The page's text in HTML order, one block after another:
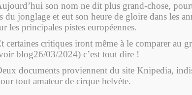
son nom ne dit plus grand-chose,
du jonglage et eut son heure de gloire dans les
les principales pistes européennes.
certaines critiques iront même à le comparer au
blog26/03/2024) c’est tout dire !
documents proviennent du site Knipedia,
tout amateur de cirque helvète.